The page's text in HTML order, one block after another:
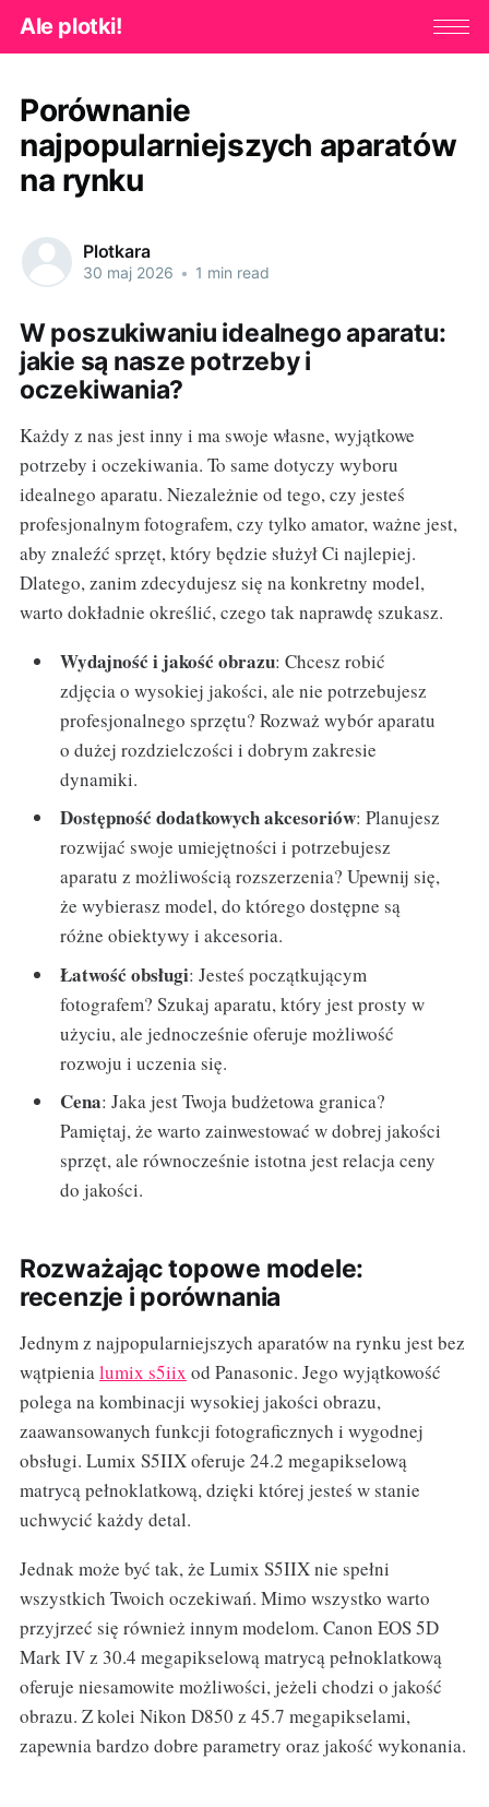
Ale plotki!
Porównanie
najpopularniejszych aparatów
na rynku
Plotkara
30 maj 2026 • 1 min read
W poszukiwaniu idealnego aparatu:
jakie są nasze potrzeby i
oczekiwania?
Każdy z nas jest inny i ma swoje własne, wyjątkowe
potrzeby i oczekiwania. To same dotyczy wyboru
idealnego aparatu. Niezależnie od tego, czy jesteś
profesjonalnym fotografem, czy tylko amator, ważne jest,
aby znaleźć sprzęt, który będzie służył Ci najlepiej.
Dlatego, zanim zdecydujesz się na konkretny model,
warto dokładnie określić, czego tak naprawdę szukasz.
Wydajność i jakość obrazu: Chcesz robić
zdjęcia o wysokiej jakości, ale nie potrzebujesz
profesjonalnego sprzętu? Rozważ wybór aparatu
o dużej rozdzielczości i dobrym zakresie
dynamiki.
Dostępność dodatkowych akcesoriów: Planujesz
rozwijać swoje umiejętności i potrzebujesz
aparatu z możliwością rozszerzenia? Upewnij się,
że wybierasz model, do którego dostępne są
różne obiektywy i akcesoria.
Łatwość obsługi: Jesteś początkującym
fotografem? Szukaj aparatu, który jest prosty w
użyciu, ale jednocześnie oferuje możliwość
rozwoju i uczenia się.
Cena: Jaka jest Twoja budżetowa granica?
Pamiętaj, że warto zainwestować w dobrej jakości
sprzęt, ale równocześnie istotna jest relacja ceny
do jakości.
Rozważając topowe modele:
recenzje i porównania
Jednym z najpopularniejszych aparatów na rynku jest bez
wątpienialumix s5iix od Panasonic. Jego wyjątkowość
polega na kombinacji wysokiej jakości obrazu,
zaawansowanych funkcji fotograficznych i wygodnej
obsługi. Lumix S5IIX oferuje 24.2 megapikselową
matrycą pełnoklatkową, dzięki której jesteś w stanie
uchwycić każdy detal.
Jednak może być tak, że Lumix S5IIX nie spełni
wszystkich Twoich oczekiwań. Mimo wszystko warto
przyjrzeć się również innym modelom. Canon EOS 5D
Mark IV z 30.4 megapikselową matrycą pełnoklatkową
oferuje niesamowite możliwości, jeżeli chodzi o jakość
obrazu. Z kolei Nikon D850 z 45.7 megapikselami,
zapewnia bardzo dobre parametry oraz jakość wykonania.